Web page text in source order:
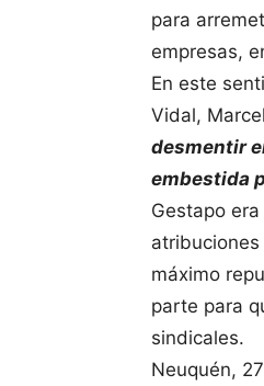
para
empresas,
En este
Vidal,
desmentir
embestida
Gestapo
máximo
parte para
sindicales.
Neuquén,